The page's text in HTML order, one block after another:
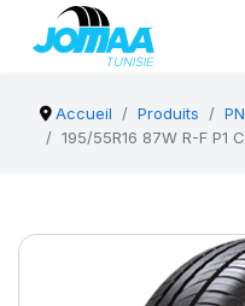
Accueil Produits
195/55R16 87W R-F P1